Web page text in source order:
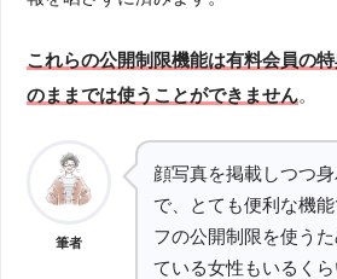
これらの公開制限機能は有料会員の
のままでは使うことができません。
筆者
顔写真を掲載しつつ
で、とても便利な機
フの公開制限を使う
ている女性もいるくら